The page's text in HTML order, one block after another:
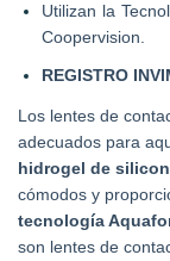
Utilizan la
Coopervision.
REGISTRO
Los lentes de
adecuados para
hidrogel de
tecnología
son lentes de